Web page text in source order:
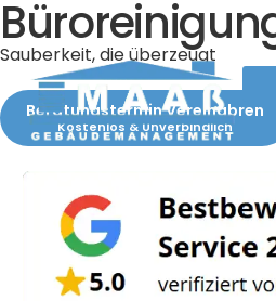
Sauberkeit, die überzeugt
Beratungstermin Vereinabren
Kostenlos & Unverbindlich